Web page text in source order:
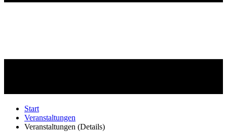
Start
Veranstaltungen
Veranstaltungen (Details)